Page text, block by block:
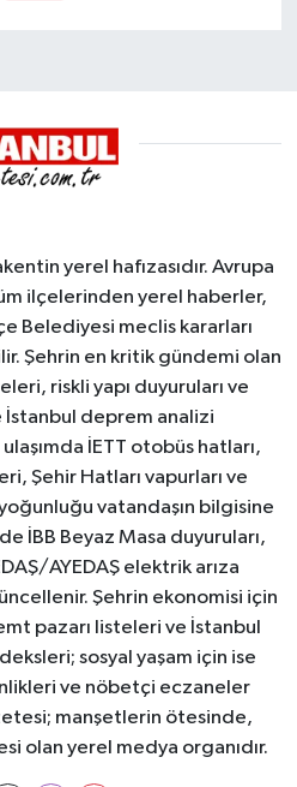
yerel hafızasıdır. Avrupa
ilçelerinden yerel haberler,
Belediyesi meclis kararları
Şehrin en kritik gündemi olan
riskli yapı duyuruları ve
İstanbul deprem analizi
İETT otobüs hatları,
Şehir Hatları vapurları ve
vatandaşın bilgisine
İBB Beyaz Masa duyuruları,
AYEDAŞ elektrik arıza
Şehrin ekonomisi için
pazarı listeleri ve İstanbul
sosyal yaşam için ise
ve nöbetçi eczaneler
manşetlerin ötesinde,
olan yerel medya organıdır.